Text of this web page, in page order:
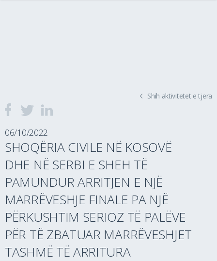
Shih aktivitetet e tjera
06/10/2022
SHOQËRIA CIVILE NË KOSOVË
DHE NË SERBI E SHEH TË
PAMUNDUR ARRITJEN E NJË
MARRËVESHJE FINALE PA NJË
PËRKUSHTIM SERIOZ TË PALËVE
PËR TË ZBATUAR MARRËVESHJET
TASHMË TË ARRITURA